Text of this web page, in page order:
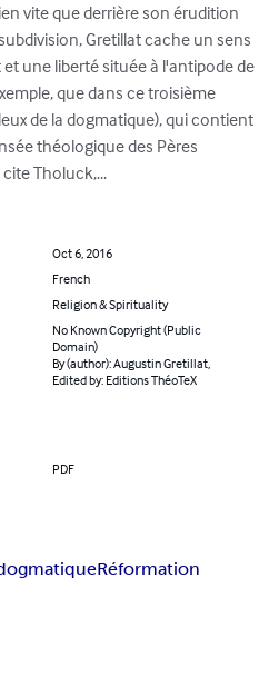
vite que derrière son érudition
Gretillat cache un sens
une liberté située à l'antipode de
que dans ce troisième
de la dogmatique), qui contient
théologique des Pères
Tholuck,...
Oct 6, 2016
French
Religion & Spirituality
No Known Copyright (Public
Domain)
By (author): Augustin Gretillat,
Edited by: Editions ThéoTeX
PDF
Réformation